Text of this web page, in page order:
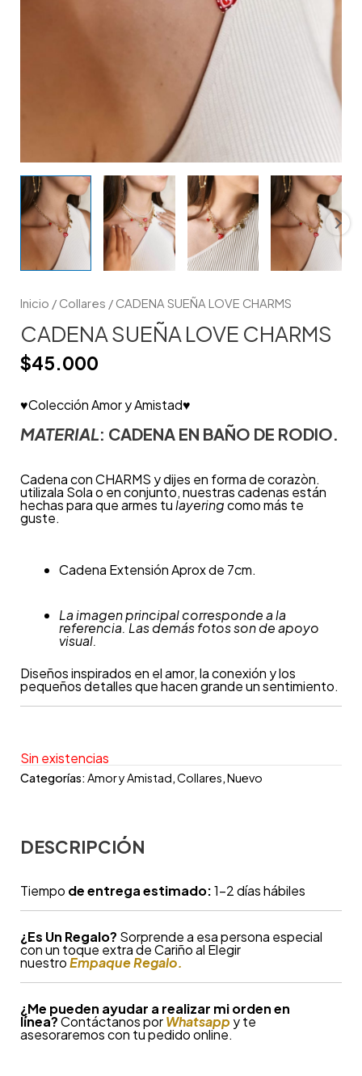
Inicio / Collares / CADENA SUEÑA LOVE CHARMS
CADENA SUEÑA LOVE CHARMS
$45.000
♥Colección Amor y Amistad♥
MATERIAL: CADENA EN BAÑO DE RODIO.
Cadena con CHARMS y dijes en forma de corazòn.
utilizala Sola o en conjunto, nuestras cadenas están
hechas para que armes tulayeringcomo más te
guste.
Cadena Extensión Aprox de 7cm.
La imagen principal corresponde a la
referencia. Las demás fotos son de apoyo
visual.
Diseños inspirados en el amor, la conexión y los
pequeños detalles que hacen grande un sentimiento.
Sin existencias
Categorías:Amor y Amistad,Collares,Nuevo
DESCRIPCIÓN
Tiempo de entrega estimado:1-2 días hábiles
¿Es Un Regalo? Sorprende a esa persona especial
con un toque extra de Cariño al Elegir
nuestroEmpaque Regalo.
¿Me pueden ayudar a realizar mi orden en
línea?Contáctanos por Whatsapp y te
asesoraremos con tu pedido online.